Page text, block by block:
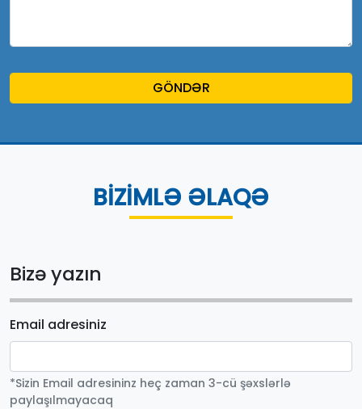
GÖNDƏR
BİZİMLƏ ƏLAQƏ
Bizə yazın
Email adresiniz
*Sizin Email adresininz heç zaman 3-cü şəxslərlə
paylaşılmayacaq